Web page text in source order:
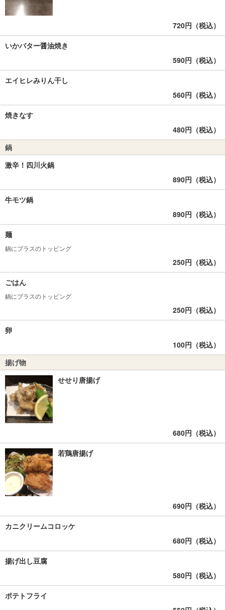
720円（税込）
いかバター醤油焼き
590円（税込）
エイヒレみりん干し
560円（税込）
焼きなす
480円（税込）
鍋
激辛！四川火鍋
890円（税込）
牛モツ鍋
890円（税込）
麺
鍋にプラスのトッピング
250円（税込）
ごはん
鍋にプラスのトッピング
250円（税込）
卵
100円（税込）
揚げ物
せせり唐揚げ
680円（税込）
若鶏唐揚げ
690円（税込）
カニクリームコロッケ
680円（税込）
揚げ出し豆腐
580円（税込）
ポテトフライ